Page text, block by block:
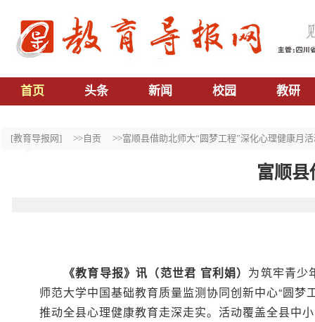
首页 头条 新闻 校园 教研
[教育导报网] >>自贡 >>富顺县借助北师大“圆梦工程”深化心理健康月
富顺县
《教育导报》讯（范世君 官利娟） 为筑牢青少
师范大学中国基础教育质量监测协同创新中心“圆
推动全县心理健康教育走深走实。活动覆盖全县中